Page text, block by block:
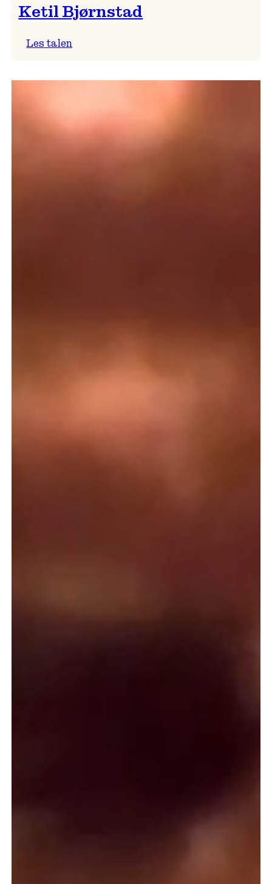
Ketil Bjørnstad
Les talen